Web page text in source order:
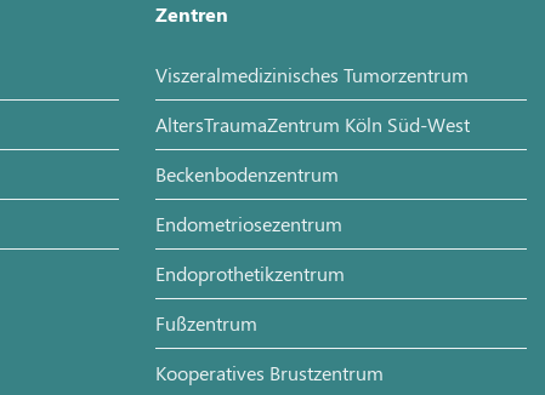
Zentren
Viszeralmedizinisches Tumorzentrum
AltersTraumaZentrum Köln Süd-West
Beckenbodenzentrum
Endometriosezentrum
Endoprothetikzentrum
Fußzentrum
Kooperatives Brustzentrum